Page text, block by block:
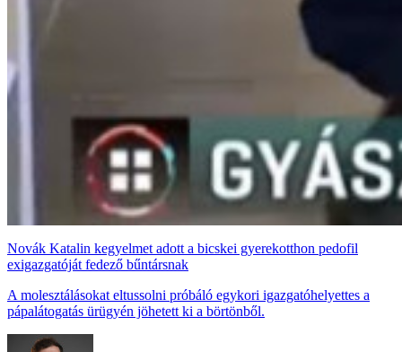
Novák Katalin kegyelmet adott a bicskei gyerekotthon pedofil
exigazgatóját fedező bűntársnak
A molesztálásokat eltussolni próbáló egykori igazgatóhelyettes a
pápalátogatás ürügyén jöhetett ki a börtönből.